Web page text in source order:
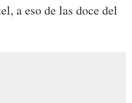
a eso de las doce del